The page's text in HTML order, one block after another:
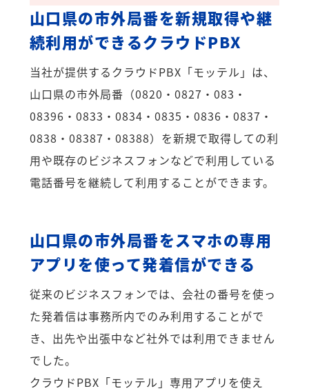
山口県の市外局番を新規取得や継
続利用ができるクラウドPBX
当社が提供するクラウドPBX「モッテル」は、
山口県の市外局番（0820・0827・083・
08396・0833・0834・0835・0836・0837・
0838・08387・08388）を新規で取得しての利
用や既存のビジネスフォンなどで利用している
電話番号を継続して利用することができます。
山口県の市外局番をスマホの専用
アプリを使って発着信ができる
従来のビジネスフォンでは、会社の番号を使っ
た発着信は事務所内でのみ利用することがで
き、出先や出張中など社外では利用できません
でした。
クラウドPBX「モッテル」専用アプリを使え